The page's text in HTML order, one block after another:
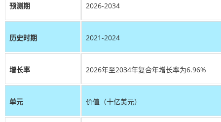
预测期 2026-2034
历史时期 2021-2024
增长率 2026年至2034年复合年增长率为6.96%
单元 价值（十亿美元）